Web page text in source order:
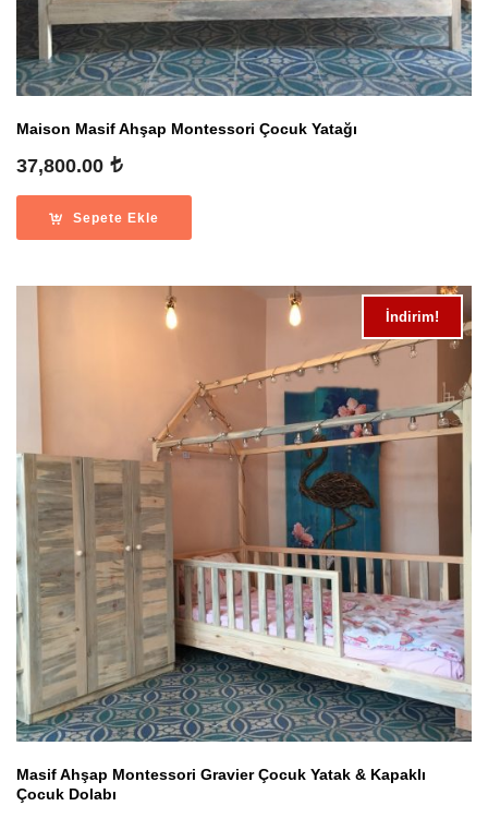
Maison Masif Ahşap Montessori Çocuk Yatağı
37,800.00
Sepete Ekle
İndirim!
Masif Ahşap Montessori Gravier Çocuk Yatak & Kapaklı
Çocuk Dolabı